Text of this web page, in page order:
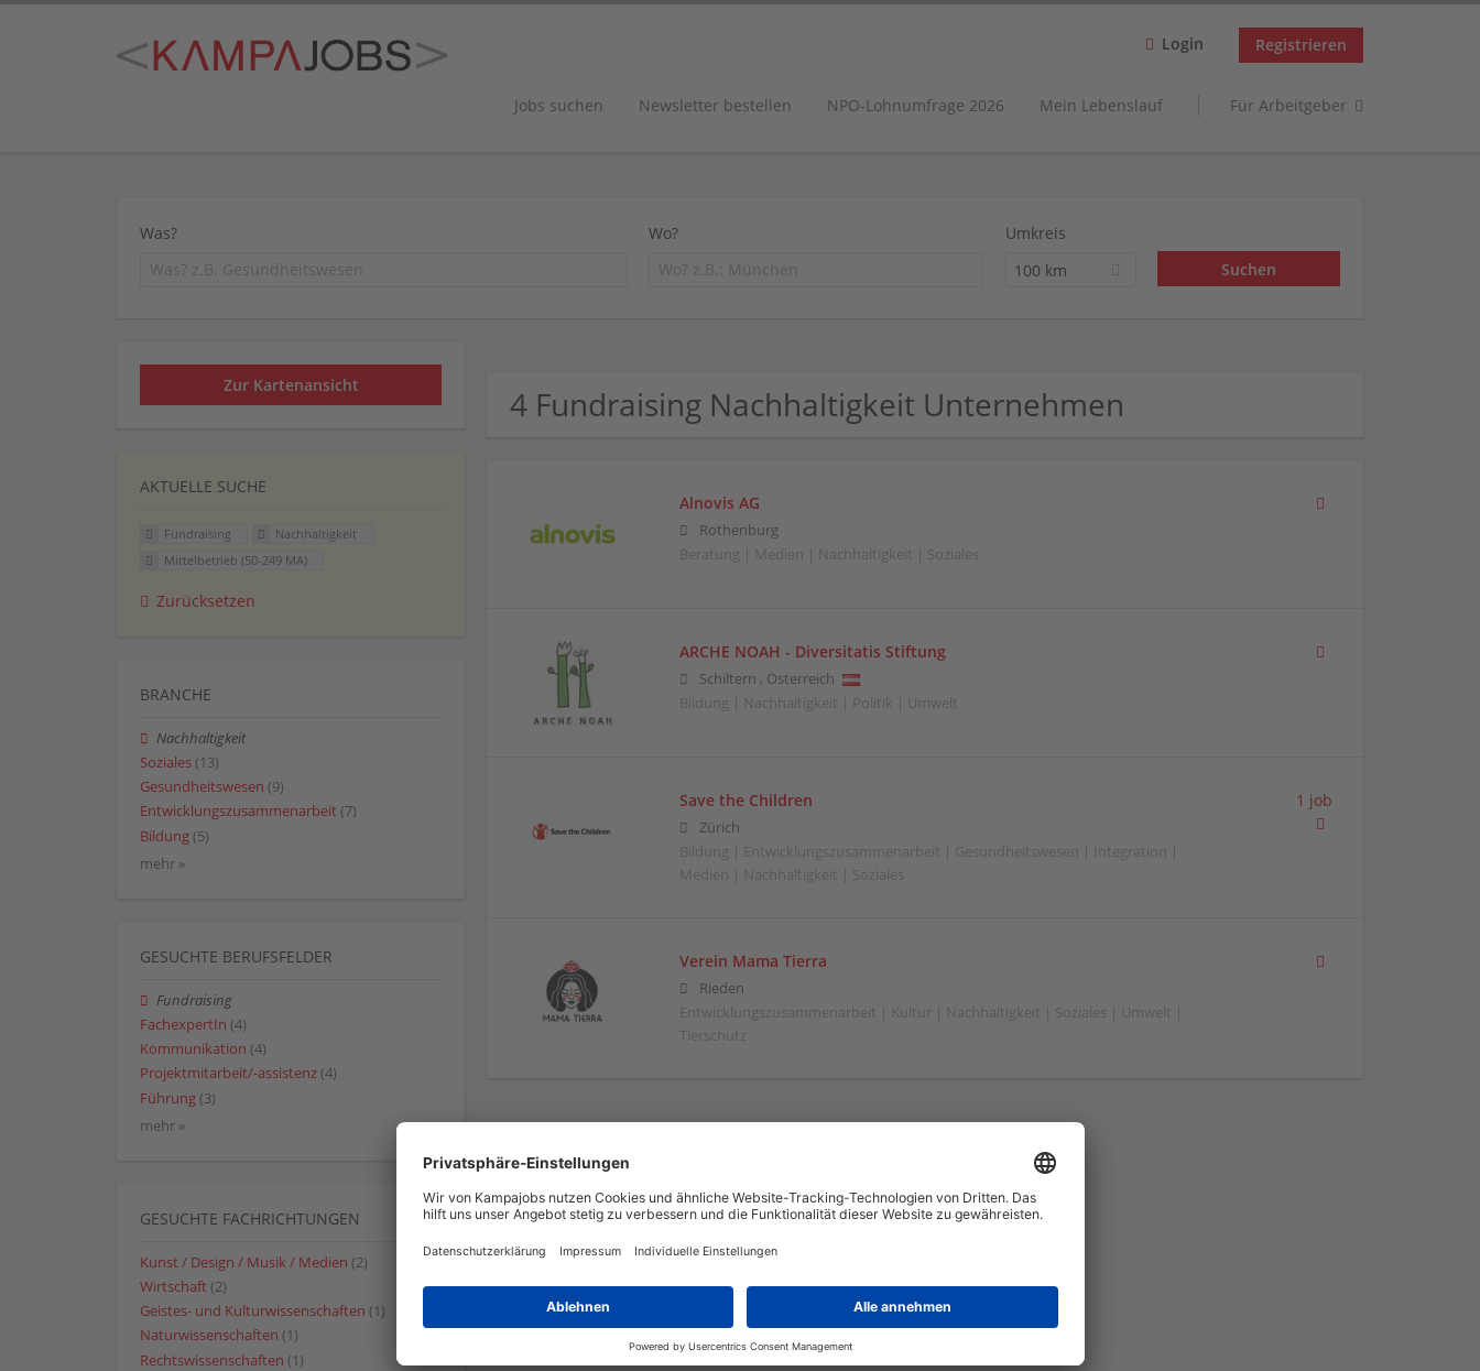
Login Registrieren
Jobs suchen Newsletter bestellen NPO-Lohnumfrage 2026 Mein Lebenslauf Für Arbeitgeber
Was? Wo?
Umkreis
100 km
4 Fundraising Nachhaltigkeit Unternehmen
Alnovis AG
Rothenburg
Beratung | Medien | Nachhaltigkeit | Soziales
ARCHE NOAH - Diversitatis Stiftung
Schiltern , Österreich
Bildung | Nachhaltigkeit | Politik | Umwelt
Save the Children
Zürich
Bildung | Entwicklungszusammenarbeit | Gesundheitswesen | Integration |
Medien | Nachhaltigkeit | Soziales
1 job
Verein Mama Tierra
Rieden
Entwicklungszusammenarbeit | Kultur | Nachhaltigkeit | Soziales | Umwelt |
Tierschutz
Zur Kartenansicht
AKTUELLE SUCHE
Fundraising
Nachhaltigkeit
Mittelbetrieb (50-249 MA)
Zurücksetzen
BRANCHE
Nachhaltigkeit
Soziales (13)
Gesundheitswesen (9)
Entwicklungszusammenarbeit (7)
Bildung (5)
mehr »
GESUCHTE BERUFSFELDER
Fundraising
FachexpertIn (4)
Kommunikation (4)
Projektmitarbeit/-assistenz (4)
Führung (3)
mehr »
GESUCHTE FACHRICHTUNGEN
Kunst / Design / Musik / Medien (2)
Wirtschaft (2)
Geistes- und Kulturwissenschaften (1)
Naturwissenschaften (1)
Rechtswissenschaften (1)